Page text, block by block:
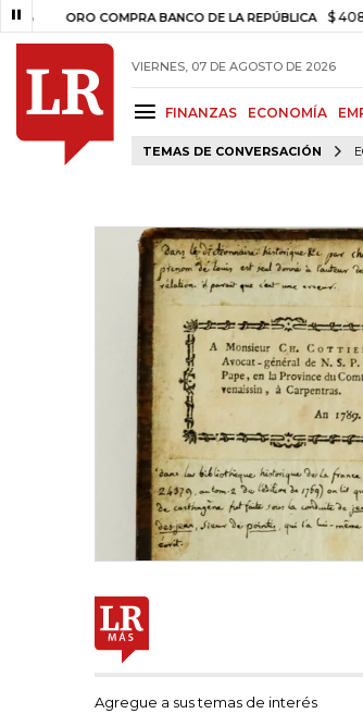
BANCO DE LA REPÚBLICA $ 408.498,97 +$
VIERNES, 07 DE AGOSTO DE 2026
FINANZAS ECONOMÍA
TEMAS DE CONVERSACIÓN
Agregue a sus temas de interés